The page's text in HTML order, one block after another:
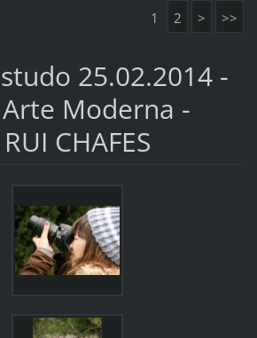
1 2 > >>
25.02.2014 -
Moderna -
CHAFES